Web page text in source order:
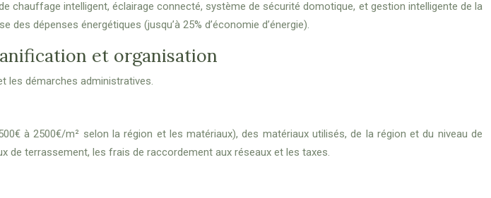
intelligent, éclairage connecté, système de sécurité domotique, et gestion intelligente de la
dépenses énergétiques (jusqu’à 25% d’économie d’énergie).
et organisation
les démarches administratives.
à 2500€/m² selon la région et les matériaux), des matériaux utilisés, de la région et du niveau de
de terrassement, les frais de raccordement aux réseaux et les taxes.